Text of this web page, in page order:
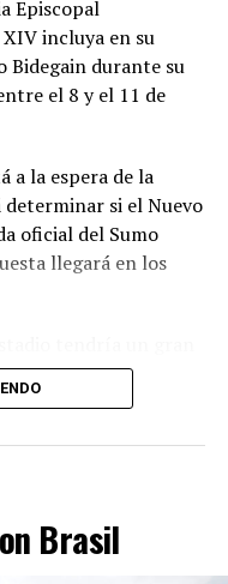
Episcopal
incluya en su
Bidegain durante su
el 8 y el 11 de
a la espera de la
determinar si el Nuevo
oficial del Sumo
llegará en los
dado el
y la Iglesia
Massa y
Jorge Bergoglio,
más representativos
Brasil